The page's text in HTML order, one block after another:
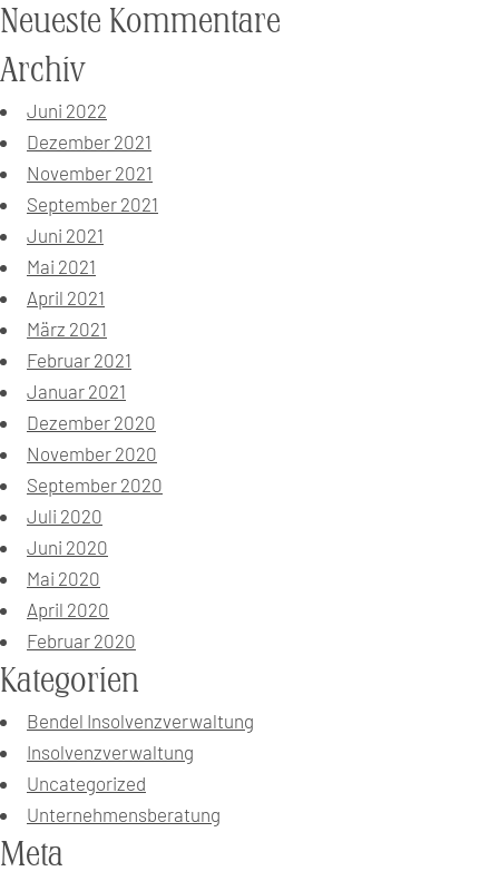
Neueste Kommentare
Archiv
Juni 2022
Dezember 2021
November 2021
September 2021
Juni 2021
Mai 2021
April 2021
März 2021
Februar 2021
Januar 2021
Dezember 2020
November 2020
September 2020
Juli 2020
Juni 2020
Mai 2020
April 2020
Februar 2020
Kategorien
Bendel Insolvenzverwaltung
Insolvenzverwaltung
Uncategorized
Unternehmensberatung
Meta